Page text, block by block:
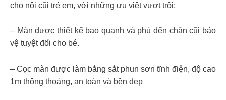
cho nôi cũi trẻ em, với những ưu việt vượt trội:
– Màn được thiết kế bao quanh và phủ đến chân cũi bảo
vệ tuyệt đối cho bé.
– Cọc màn được làm bằng sắt phun sơn tĩnh điện, độ cao
1m thông thoáng, an toàn và bền đẹp